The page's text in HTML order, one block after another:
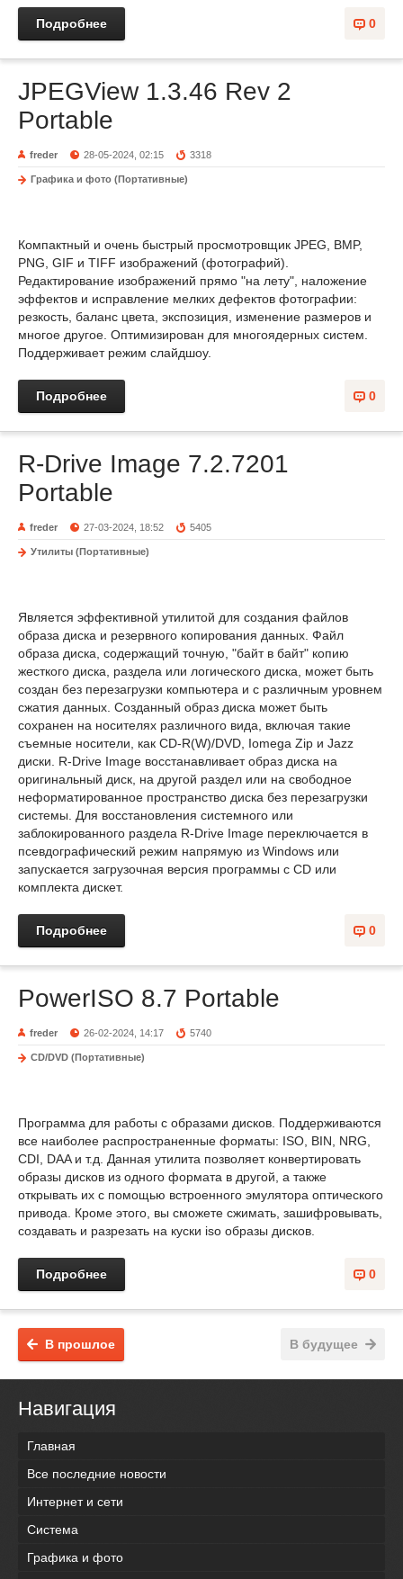
0
Подробнее
JPEGView 1.3.46 Rev 2
Portable
freder 28-05-2024, 02:15 3318
Графика и фото (Портативные)
Компактный и очень быстрый просмотровщик JPEG, BMP,
PNG, GIF и TIFF изображений (фотографий).
Редактирование изображений прямо "на лету", наложение
эффектов и исправление мелких дефектов фотографии:
резкость, баланс цвета, экспозиция, изменение размеров и
многое другое. Оптимизирован для многоядерных систем.
Поддерживает режим слайдшоу.
0
Подробнее
R-Drive Image 7.2.7201
Portable
freder 27-03-2024, 18:52 5405
Утилиты (Портативные)
Является эффективной утилитой для создания файлов
образа диска и резервного копирования данных. Файл
образа диска, содержащий точную, "байт в байт" копию
жесткого диска, раздела или логического диска, может быть
создан без перезагрузки компьютера и с различным уровнем
сжатия данных. Созданный образ диска может быть
сохранен на носителях различного вида, включая такие
съемные носители, как CD-R(W)/DVD, Iomega Zip и Jazz
диски. R-Drive Image восстанавливает образ диска на
оригинальный диск, на другой раздел или на свободное
неформатированное пространство диска без перезагрузки
системы. Для восстановления системного или
заблокированного раздела R-Drive Image переключается в
псевдографический режим напрямую из Windows или
запускается загрузочная версия программы с CD или
комплекта дискет.
0
Подробнее
PowerISO 8.7 Portable
freder 26-02-2024, 14:17 5740
CD/DVD (Портативные)
Программа для работы с образами дисков. Поддерживаются
все наиболее распространенные форматы: ISO, BIN, NRG,
CDI, DAA и т.д. Данная утилита позволяет конвертировать
образы дисков из одного формата в другой, а также
открывать их с помощью встроенного эмулятора оптического
привода. Кроме этого, вы сможете сжимать, зашифровывать,
создавать и разрезать на куски iso образы дисков.
0
Подробнее
В будущее
В прошлое
Навигация
Главная
Все последние новости
Интернет и сети
Система
Графика и фото